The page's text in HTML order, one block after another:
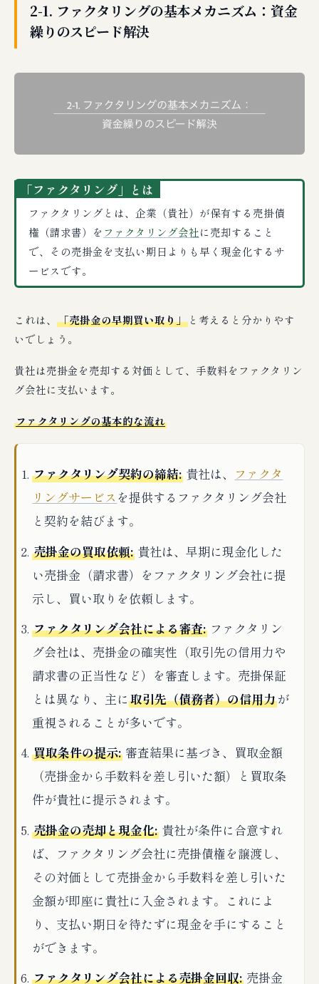
2-1. ファクタリングの基本メカニズム：資金
繰りのスピード解決
「ファクタリング」とは
ファクタリングとは、企業（貴社）が保有する売掛債
権（請求書）を ファクタリング会社に売却すること
で、その売掛金を支払い期日よりも早く現金化するサ
ービスです。
これは、 「売掛金の早期買い取り」 と考えると分かりやす
いでしょう。
貴社は売掛金を売却する対価として、手数料をファクタリン
グ会社に支払います。
ファクタリングの基本的な流れ
ファクタリング契約の締結: 貴社は、 ファクタ
リングサービス を提供するファクタリング会社
と契約を結びます。
売掛金の買取依頼: 貴社は、早期に現金化した
い売掛金（請求書）をファクタリング会社に提
示し、買い取りを依頼します。
ファクタリング会社による審査: ファクタリン
グ会社は、売掛金の確実性（取引先の信用力や
請求書の正当性など）を審査します。売掛保証
とは異なり、主に取引先（債務者）の信用力が
重視されることが多いです。
買取条件の提示: 審査結果に基づき、買取金額
（売掛金から手数料を差し引いた額）と買取条
件が貴社に提示されます。
売掛金の売却と現金化: 貴社が条件に合意すれ
ば、ファクタリング会社に売掛債権を譲渡し、
その対価として売掛金から手数料を差し引いた
金額が即座に貴社に入金されます。これによ
り、支払い期日を待たずに現金を手にすること
ができます。
ファクタリング会社による売掛金回収: 売掛金